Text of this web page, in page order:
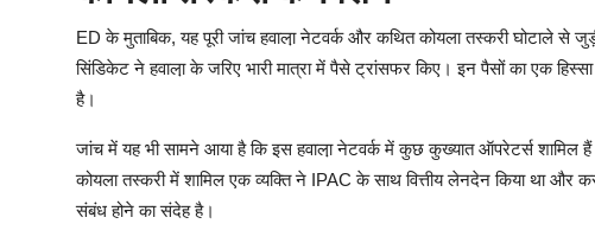
ED के मुताबिक, यह पूरी जांच हवाला़ नेटवर्क और कथित कोयला तस्करी घोटाले से
सिंडिकेट ने हवाला़ के जरिए भारी मात्रा में पैसे ट्रांसफर किए। इन पैसों का एक
है।
जांच में यह भी सामने आया है कि इस हवाला़ नेटवर्क में कुछ कुख्यात ऑपरेटर्स शामिल
कोयला तस्करी में शामिल एक व्यक्ति ने IPAC के साथ वित्तीय लेनदेन किया था और
संबंध होने का संदेह है।